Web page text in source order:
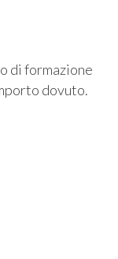
di formazione
dovuto.